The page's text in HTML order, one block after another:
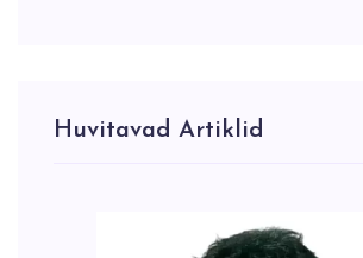
Huvitavad Artiklid